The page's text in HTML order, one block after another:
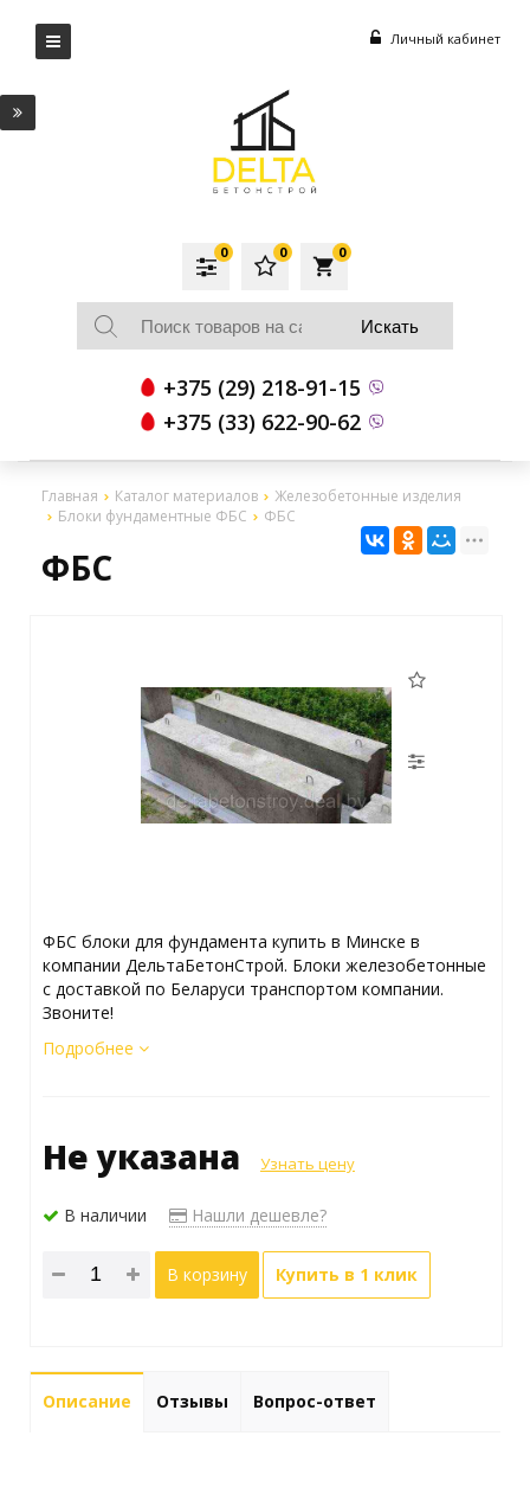
Личный кабинет
local_grocery_store
0
0
0
+375 (29) 218-91-15
+375 (33) 622-90-62
Главная Каталог материалов
Железобетонные изделия
Блоки фундаментные ФБС
ФБС
ФБС
ФБС блоки для фундамента купить в Минске в
компании ДельтаБетонСтрой. Блоки железобетонные
с доставкой по Беларуси транспортом компании.
Звоните!
Подробнее
Не указана Узнать цену
В наличии Нашли дешевле?
В корзину Купить в 1 клик
Описание Отзывы Вопрос-ответ